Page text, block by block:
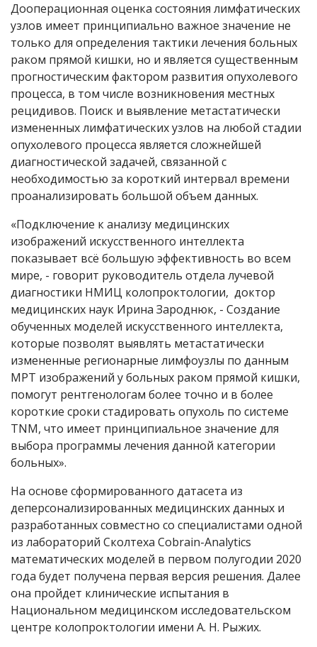
Дооперационная оценка состояния лимфатических
узлов имеет принципиально важное значение не
только для определения тактики лечения больных
раком прямой кишки, но и является существенным
прогностическим фактором развития опухолевого
процесса, в том числе возникновения местных
рецидивов. Поиск и выявление метастатически
измененных лимфатических узлов на любой стадии
опухолевого процесса является сложнейшей
диагностической задачей, связанной с
необходимостью за короткий интервал времени
проанализировать большой объем данных.
«Подключение к анализу медицинских
изображений искусственного интеллекта
показывает всё большую эффективность во всем
мире, - говорит руководитель отдела лучевой
диагностики НМИЦ колопроктологии, доктор
медицинских наук Ирина Зароднюк, - Создание
обученных моделей искусственного интеллекта,
которые позволят выявлять метастатически
измененные регионарные лимфоузлы по данным
МРТ изображений у больных раком прямой кишки,
помогут рентгенологам более точно и в более
короткие сроки стадировать опухоль по системе
TNM, что имеет принципиальное значение для
выбора программы лечения данной категории
больных».
На основе сформированного датасета из
деперсонализированных медицинских данных и
разработанных совместно со специалистами одной
из лабораторий Сколтеха Cobrain-Analytics
математических моделей в первом полугодии 2020
года будет получена первая версия решения. Далее
она пройдет клинические испытания в
Национальном медицинском исследовательском
центре колопроктологии имени А. Н. Рыжих.